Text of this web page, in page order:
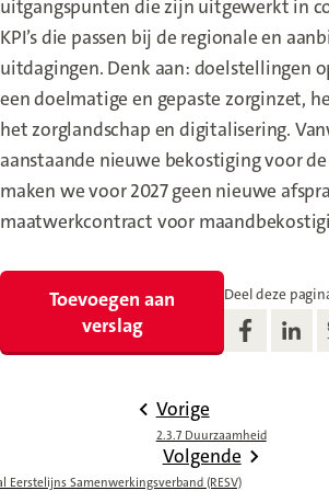
uitgangspunten die zijn uitgewerkt in
KPI’s die passen bij de regionale en
uitdagingen. Denk aan: doelstellingen
een doelmatige en gepaste zorginzet,
het zorglandschap en digitalisering.
aanstaande nieuwe bekostiging voor
maken we voor 2027 geen nieuwe
maatwerkcontract voor
Toevoegen aan
verslag
Deel deze
Volgende
Eerstelijns Samenwerkingsverband (RESV)
Vorige
2.3.7 Duurzaamheid